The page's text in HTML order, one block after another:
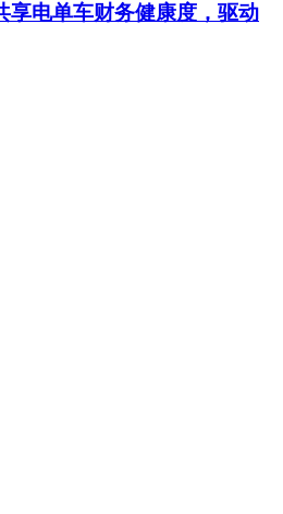
享电单车财务健康度，驱动